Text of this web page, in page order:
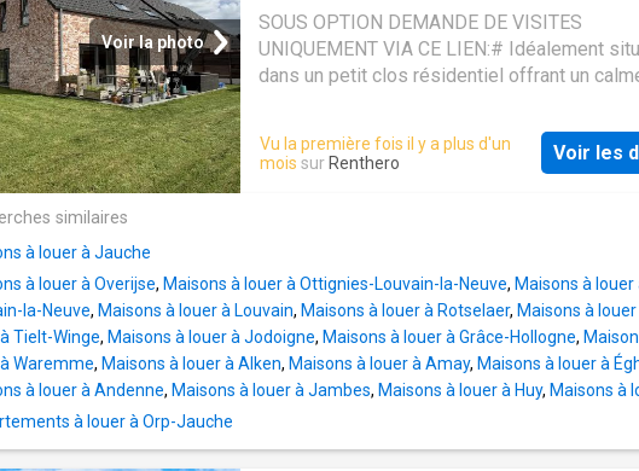
Voir la photo
SOUS OPTION DEMANDE DE VISITES
UNIQUEMENT VIA CE LIEN:# Idéalement
dans un petit clos résidentiel offrant un
opportunité à découvrir sans tarder. Érigée
terrain de 4 ares orienté sud-ouest, elle
d’une cuisine américaine entièrement
moderne et ouverte sur la pièce de vie. À
vous trouverez quatre chambres avec
qu’une salle de bain équipée d’une baignoire,
douche à l’italienne, d’un lavabo et d’un WC.
débarras / buanderie viennent compléter
Vu la première fois il y a plus d'un
mois sur Renthero Voir les
similaires
à louer à Jauche
à louer à Overijse, Maisons à louer à Ottignies-Louvain-la-Neuve, Maisons à louer
la-Neuve, Maisons à louer à Louvain, Maisons à louer à Rotselaer, Maisons à
Tielt-Winge, Maisons à louer à Jodoigne, Maisons à louer à Grâce-Hollogne,
Waremme, Maisons à louer à Alken, Maisons à louer à Amay, Maisons à louer à
à louer à Andenne, Maisons à louer à Jambes, Maisons à louer à Huy, Maisons à
à louer à Orp-Jauche